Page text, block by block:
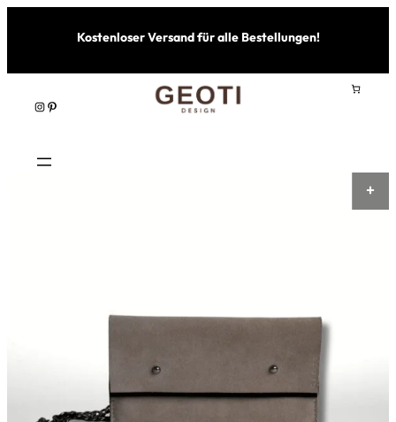
Kostenloser Versand für alle Bestellungen!
Instagram Pinterest